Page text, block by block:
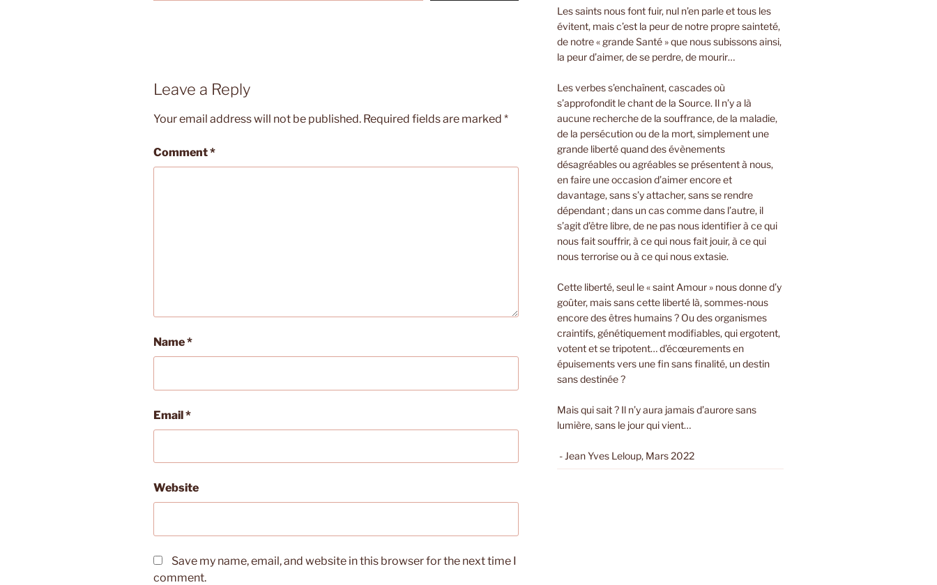
Leave a Reply
Your email address will not be published. Required fields are marked *
Comment*
Name*
Email*
Website
Save my name, email, and website in this browser for the next time I
comment.
Les saints nous font fuir, nul n’en parle et tous les
évitent, mais c’est la peur de notre propre sainteté,
de notre « grande Santé » que nous subissons ainsi,
la peur d’aimer, de se perdre, de mourir…
Les verbes s’enchaînent, cascades où
s’approfondit le chant de la Source. Il n’y a là
aucune recherche de la souffrance, de la maladie,
de la persécution ou de la mort, simplement une
grande liberté quand des évènements
désagréables ou agréables se présentent à nous,
en faire une occasion d’aimer encore et
davantage, sans s’y attacher, sans se rendre
dépendant ; dans un cas comme dans l’autre, il
s’agit d’être libre, de ne pas nous identifier à ce qui
nous fait souffrir, à ce qui nous fait jouir, à ce qui
nous terrorise ou à ce qui nous extasie.
Cette liberté, seul le « saint Amour » nous donne d’y
goûter, mais sans cette liberté là, sommes-nous
encore des êtres humains ? Ou des organismes
craintifs, génétiquement modifiables, qui ergotent,
votent et se tripotent… d’écœurements en
épuisements vers une fin sans finalité, un destin
sans destinée ?
Mais qui sait ? Il n’y aura jamais d’aurore sans
lumière, sans le jour qui vient…
- Jean Yves Leloup, Mars 2022